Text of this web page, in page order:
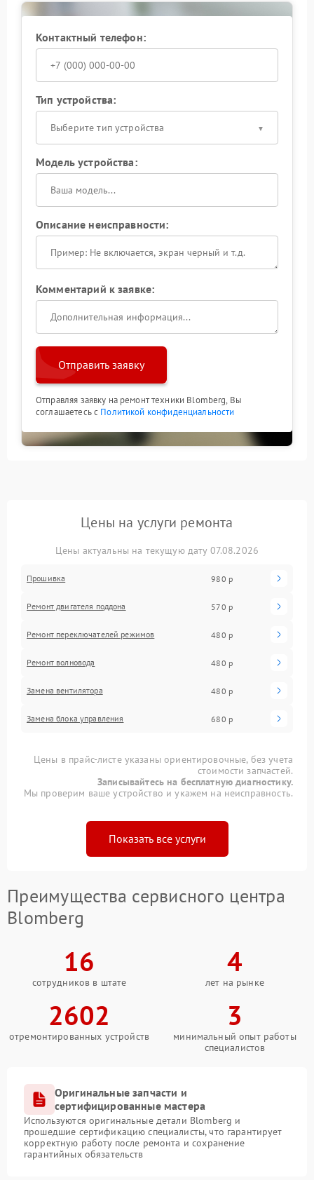
Контактный телефон:
Тип устройства:
Выберите тип устройства
Модель устройства:
Описание неисправности:
Комментарий к заявке:
Отправить заявку
Отправляя заявку на ремонт техники Blomberg, Вы
соглашаетесь с Политикой конфиденциальности
Цены на услуги ремонта
Цены актуальны на текущую дату 07.08.2026
Прошивка 980 р
Ремонт двигателя поддона 570 р
Ремонт переключателей режимов 480 р
Ремонт волновода 480 р
Замена вентилятора 480 р
Замена блока управления 680 р
Цены в прайс-листе указаны ориентировочные, без учета
стоимости запчастей.
Записывайтесь на бесплатную диагностику.
Мы проверим ваше устройство и укажем на неисправность.
Показать все услуги
Преимущества сервисного центра
Blomberg
16
сотрудников в штате
4
лет на рынке
2602
отремонтированных устройств
3
минимальный опыт работы
специалистов
Оригинальные запчасти и
сертифицированные мастера
Используются оригинальные детали Blomberg и
прошедшие сертификацию специалисты, что гарантирует
корректную работу после ремонта и сохранение
гарантийных обязательств